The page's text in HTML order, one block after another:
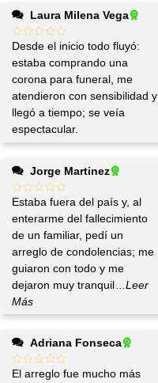
Laura Milena Vega
Desde el inicio todo fluyó:
estaba comprando una
corona para funeral, me
atendieron con sensibilidad y
llegó a tiempo; se veía
espectacular.
Jorge Martinez
Estaba fuera del país y, al
enterarme del fallecimiento
de un familiar, pedí un
arreglo de condolencias; me
guiaron con todo y me
dejaron muy tranquil...Leer
Más
Adriana Fonseca
El arreglo fue mucho más